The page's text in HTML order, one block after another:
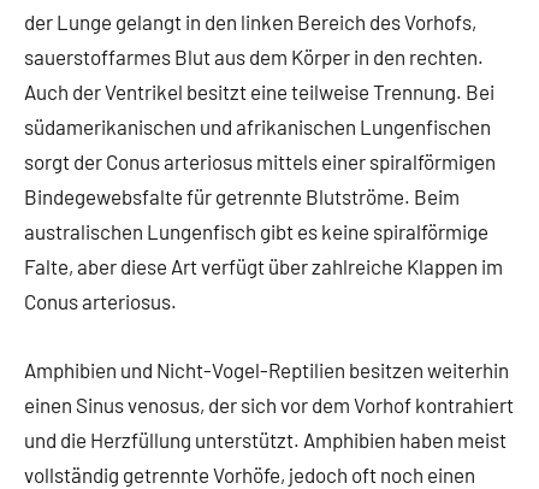
der Lunge gelangt in den linken Bereich des Vorhofs,
sauerstoffarmes Blut aus dem Körper in den rechten.
Auch der Ventrikel besitzt eine teilweise Trennung. Bei
südamerikanischen und afrikanischen Lungenfischen
sorgt der Conus arteriosus mittels einer spiralförmigen
Bindegewebsfalte für getrennte Blutströme. Beim
australischen Lungenfisch gibt es keine spiralförmige
Falte, aber diese Art verfügt über zahlreiche Klappen im
Conus arteriosus.
Amphibien und Nicht-Vogel-Reptilien besitzen weiterhin
einen Sinus venosus, der sich vor dem Vorhof kontrahiert
und die Herzfüllung unterstützt. Amphibien haben meist
vollständig getrennte Vorhöfe, jedoch oft noch einen